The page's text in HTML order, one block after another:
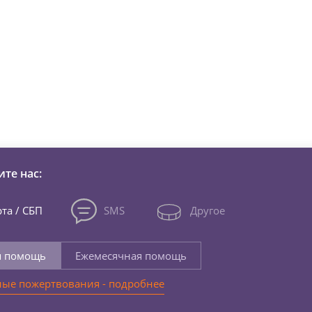
нас:
/ СБП SMS Другое
помощь
Ежемесячная помощь
пожертвования - подробнее